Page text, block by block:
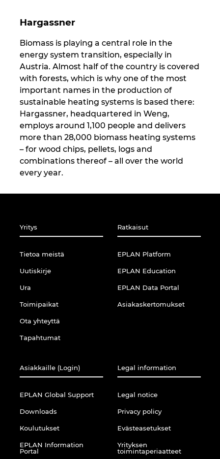
Hargassner
Biomass is playing a central role in the
energy system transition, especially in
Austria. Almost half of the country is covered
with forests, which is why one of the most
important names in the production of
sustainable heating systems is based there:
Hargassner, headquartered in Weng,
employs around 1,100 people and delivers
more than 28,000 biomass heating systems
– for wood chips, pellets, logs and
combinations thereof – all over the world
every year.
Yritys
Tietoa meistä
Uutiskirje
Ura
Toimipaikat
Ota yhteyttä
Tapahtumat
Ratkaisut
EPLAN Platform
EPLAN Education
EPLAN Data Portal
Asiakaskertomukset
Asiakkaille (Login)
EPLAN Global Support
Downloads
Koulutukset
EPLAN Information
Portal
Legal information
Legal notice
Privacy policy
Evästeasetukset
Yrityksen
toimintaperiaatteet